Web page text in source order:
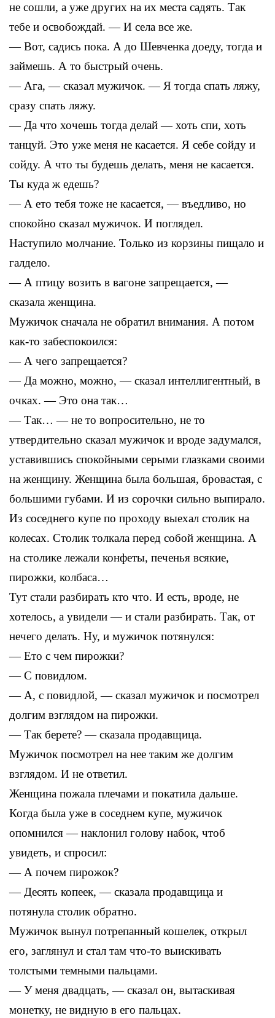
не сошли, а уже других на их места садять. Так
тебе и освобождай. — И села все же.
— Вот, садись пока. А до Шевченка доеду, тогда и
займешь. А то быстрый очень.
— Ага, — сказал мужичок. — Я тогда спать ляжу,
сразу спать ляжу.
— Да что хочешь тогда делай — хоть спи, хоть
танцуй. Это уже меня не касается. Я себе сойду и
сойду. А что ты будешь делать, меня не касается.
Ты куда ж едешь?
— А ето тебя тоже не касается, — въедливо, но
спокойно сказал мужичок. И поглядел.
Наступило молчание. Только из корзины пищало и
галдело.
— А птицу возить в вагоне запрещается, —
сказала женщина.
Мужичок сначала не обратил внимания. А потом
как-то забеспокоился:
— А чего запрещается?
— Да можно, можно, — сказал интеллигентный, в
очках. — Это она так…
— Так… — не то вопросительно, не то
утвердительно сказал мужичок и вроде задумался,
уставившись спокойными серыми глазками своими
на женщину. Женщина была большая, бровастая, с
большими губами. И из сорочки сильно выпирало.
Из соседнего купе по проходу выехал столик на
колесах. Столик толкала перед собой женщина. А
на столике лежали конфеты, печенья всякие,
пирожки, колбаса…
Тут стали разбирать кто что. И есть, вроде, не
хотелось, а увидели — и стали разбирать. Так, от
нечего делать. Ну, и мужичок потянулся:
— Ето с чем пирожки?
— С повидлом.
— А, с повидлой, — сказал мужичок и посмотрел
долгим взглядом на пирожки.
— Так берете? — сказала продавщица.
Мужичок посмотрел на нее таким же долгим
взглядом. И не ответил.
Женщина пожала плечами и покатила дальше.
Когда была уже в соседнем купе, мужичок
опомнился — наклонил голову набок, чтоб
увидеть, и спросил:
— А почем пирожок?
— Десять копеек, — сказала продавщица и
потянула столик обратно.
Мужичок вынул потрепанный кошелек, открыл
его, заглянул и стал там что-то выискивать
толстыми темными пальцами.
— У меня двадцать, — сказал он, вытаскивая
монетку, не видную в его пальцах.